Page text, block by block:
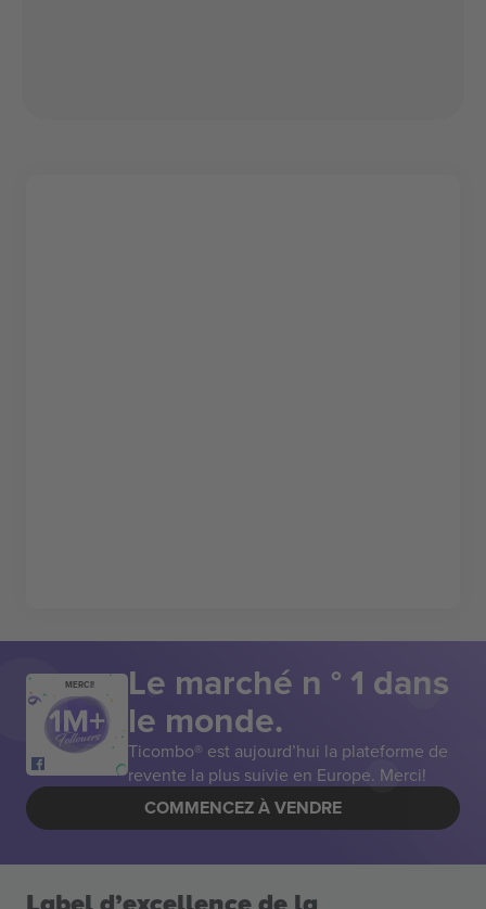
MERCI! Le marché n ° 1 dans
le monde.
Ticombo® est aujourd’hui la plateforme de
revente la plus suivie en Europe. Merci!
COMMENCEZ À VENDRE